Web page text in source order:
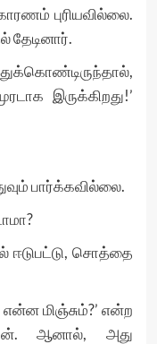
புரியவில்லை.
தேடினார்.
இருக்கிறது!’
பார்க்கவில்லை.
ஈடுபட்டு, சொத்தை
மிஞ்சும்?’ என்ற
ஆனால், அது